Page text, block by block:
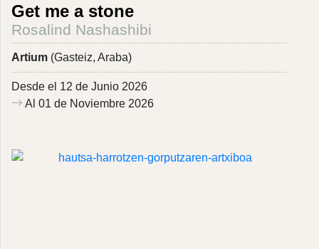
Get me a stone
Rosalind Nashashibi
Artium (Gasteiz, Araba)
Desde el 12 de Junio 2026
Al 01 de Noviembre 2026